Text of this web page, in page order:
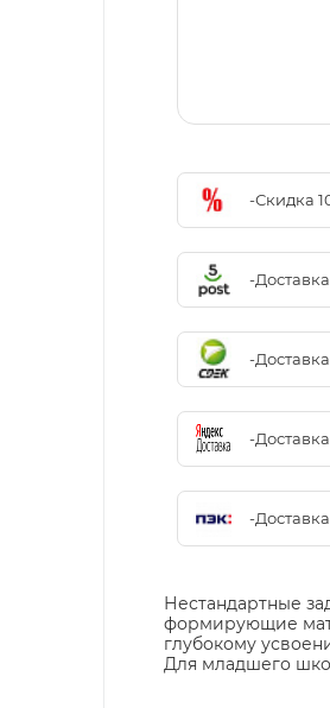
-Скидка
-
-
-
-
Нестандартные
формирующие
глубокому
Для младшего